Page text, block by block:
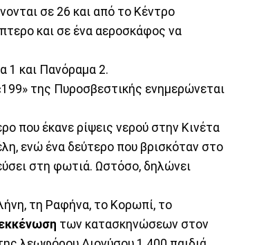
σε 26 και από το Κέντρο
και σε ένα αεροσκάφος να
1 και Πανόραμα 2.
της Πυροσβεστικής ενημερώνεται
που έκανε ρίψεις νερού στην Κινέτα
ενώ ένα δεύτερο που βρισκόταν στο
στη φωτιά. Ωστόσο, δηλώνει
τη Ραφήνα, το Κορωπί, το
των κατασκηνώσεων στον